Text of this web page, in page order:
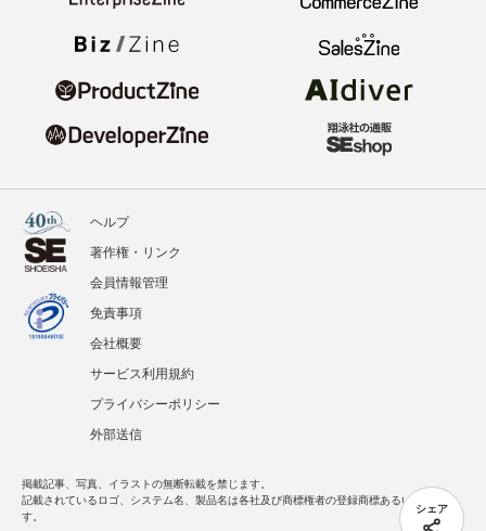
シェア
ヘルプ
著作権・リンク
会員情報管理
免責事項
会社概要
サービス利用規約
プライバシーポリシー
外部送信
掲載記事、写真、イラストの無断転載を禁じます。
記載されているロゴ、システム名、製品名は各社及び商標権者の登録商標あるいは商標で
す。